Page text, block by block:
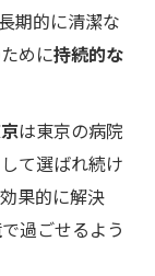
期的に清潔な
めに持続的な
は東京の病院
て選ばれ続け
果的に解決
過ごせるよう